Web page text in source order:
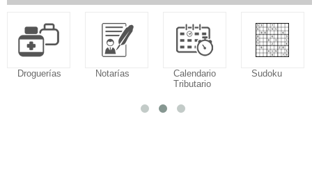
Droguerías Notarías
Calendario
Tributario
Sudoku